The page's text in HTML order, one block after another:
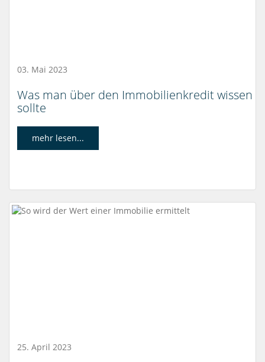
03. Mai 2023
Was man über den Immobilienkredit wissen
sollte
mehr lesen...
25. April 2023